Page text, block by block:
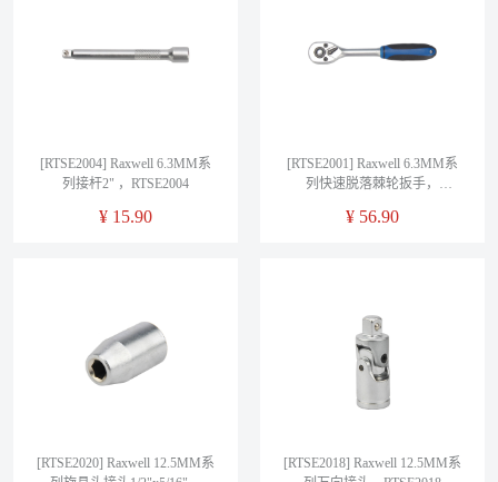
[RTSE2004] Raxwell 6.3MM系
列接杆2" ，RTSE2004
¥ 15.90
[RTSE2001] Raxwell 6.3MM系
列快速脱落棘轮扳手，
¥ 56.90
[RTSE2020] Raxwell 12.5MM系
[RTSE2018] Raxwell 12.5MM系